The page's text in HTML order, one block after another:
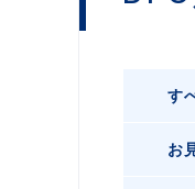
す
お